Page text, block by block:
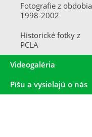
Fotografie z obdobia
1998-2002
Historické fotky z
PCLA
Videogaléria
Píšu a vysielajú o nás